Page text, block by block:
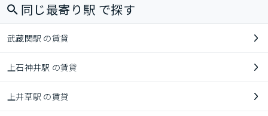
同じ最寄り駅 で探す
武蔵関駅 の賃貸
上石神井駅 の賃貸
上井草駅 の賃貸